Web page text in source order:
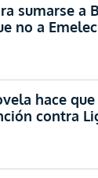
sumarse a
no a
hace
contra